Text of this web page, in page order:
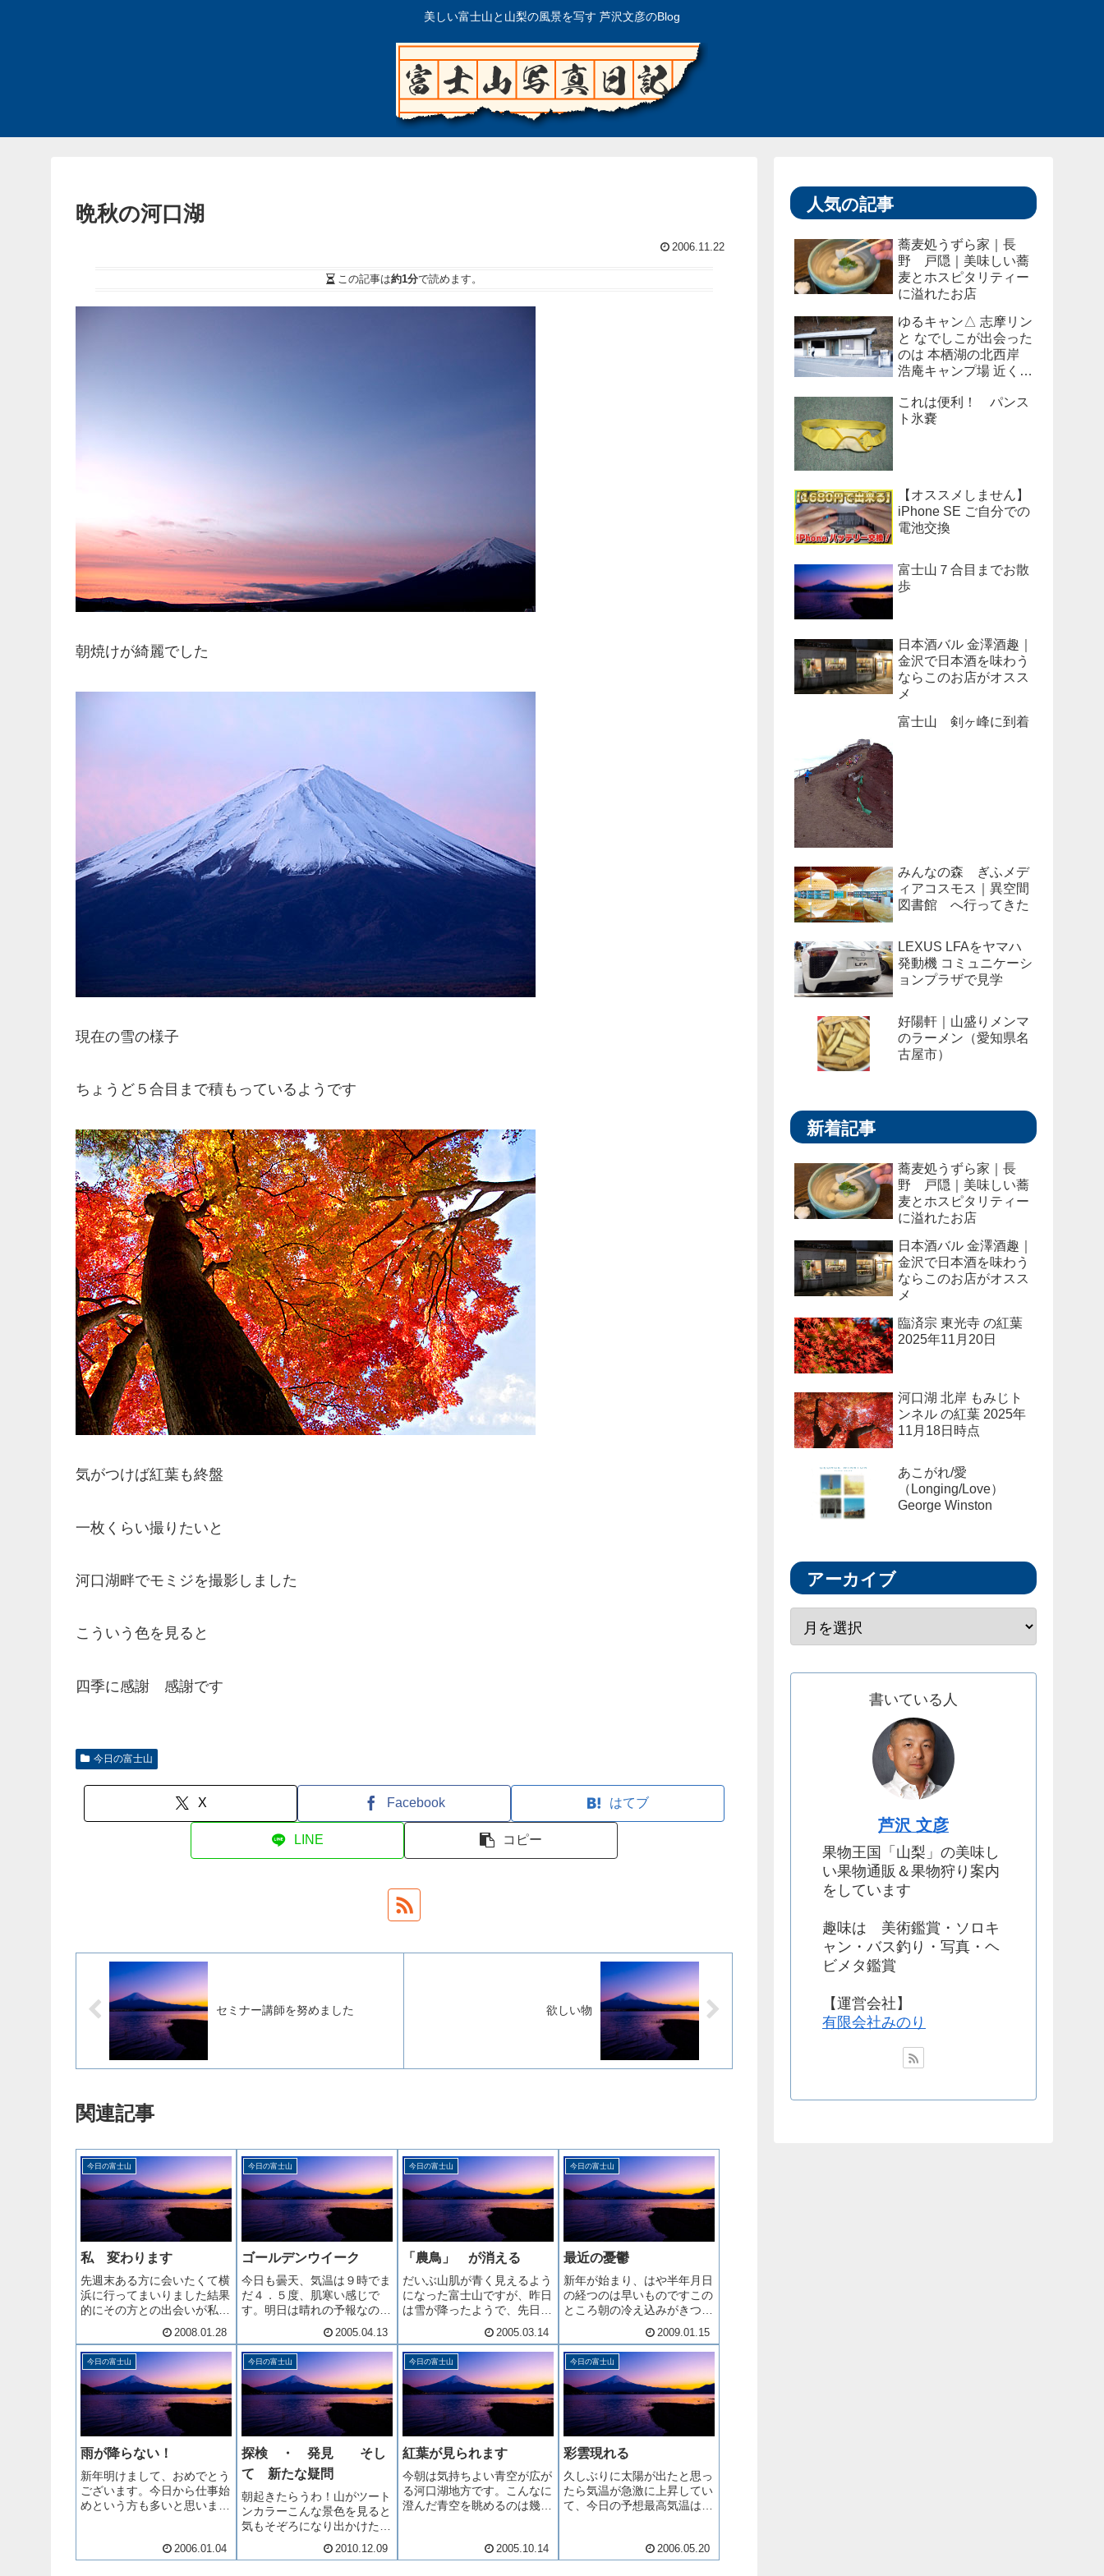
美しい富士山と山梨の風景を写す 芦沢文彦のBlog
晩秋の河口湖
2006.11.22
この記事は約1分で読めます。
朝焼けが綺麗でした
現在の雪の様子
ちょうど５合目まで積もっているようです
気がつけば紅葉も終盤
一枚くらい撮りたいと
河口湖畔でモミジを撮影しました
こういう色を見ると
四季に感謝 感謝です
今日の富士山
X Facebook はてブ
LINE コピー
セミナー講師を努めました 欲しい物
関連記事
今日の富士山
私 変わります
先週末ある方に会いたくて横
浜に行ってまいりました結果
的にその方との出会いが私の
2008.01.28
今日の富士山
ゴールデンウイーク
今日も曇天、気温は９時でま
だ４．５度、肌寒い感じで
す。明日は晴れの予報なの
に行く予定です。さて、ここ
幾日かサクランボ狩りの受付
準備をしています。早ければ
本日にも、優先予約のメルマ
ガを発信できそうです。ゴー
ルデンウイ...
2005.04.13
今日の富士山
「農鳥」 が消える
だいぶ山肌が青く見えるよう
になった富士山ですが、昨日
は雪が降ったようで、先日現
と見えなくなりました。上の
写真が昨日の撮影、下のが本
日のです。積もった雪の真ん
中あたりに 「農鳥」 見え
ますか？また、すぐに現れる
でしょ...
2005.03.14
今日の富士山
最近の憂鬱
新年が始まり、はや半年月日
の経つのは早いものですこの
ところ朝の冷え込みがきつく
でした 話は全然違いますが
最近年かな？と思うのが視力
年末から急激に悪くなってい
ます左右の視力が違うため非
常に見づらい状況ついにメガ
ネか？
2009.01.15
今日の富士山
雨が降らない！
新年明けまして、おめでとう
ございます。今日から仕事始
めという方も多いと思います
す。本年も 逸品やまなし
を宜しくお願い申し上げま
2006.01.04
今日の富士山
探検 ・ 発見 そし
て 新たな疑問
朝起きたらうわ！山がツート
ンカラーこんな景色を見ると
気もそぞろになり出かけたく
り気になっていた北側の山へ
2010.12.09
今日の富士山
紅葉が見られます
今朝は気持ちよい青空が広が
る河口湖地方です。こんなに
澄んだ青空を眺めるのは幾日
温１度でした。山頂付近のア
ップ。登山道が今朝はよく見
2005.10.14
今日の富士山
彩雲現れる
久しぶりに太陽が出たと思っ
たら気温が急激に上昇してい
て、今日の予想最高気温は２
を見るとホッと致します。会
いたかったよ～＞青空 ヽ
2006.05.20
人気の記事
蕎麦処うずら家｜長
野 戸隠｜美味しい蕎
麦とホスピタリティー
に溢れたお店
ゆるキャン△ 志摩リン
と なでしこが出会った
のは 本栖湖の北西岸
浩庵キャンプ場 近くの
った！
これは便利！ パンス
ト氷嚢
【オススメしません】
iPhone SE ご自分での
電池交換
富士山７合目までお散
歩
日本酒バル 金澤酒趣｜
金沢で日本酒を味わう
ならこのお店がオスス
メ
富士山 剣ヶ峰に到着
みんなの森 ぎふメデ
ィアコスモス｜異空間
図書館 へ行ってきた
LEXUS LFAをヤマハ
発動機 コミュニケーシ
ョンプラザで見学
好陽軒｜山盛りメンマ
のラーメン（愛知県名
古屋市）
新着記事
蕎麦処うずら家｜長
野 戸隠｜美味しい蕎
麦とホスピタリティー
に溢れたお店
日本酒バル 金澤酒趣｜
金沢で日本酒を味わう
ならこのお店がオスス
メ
臨済宗 東光寺 の紅葉
2025年11月20日
河口湖 北岸 もみじト
ンネル の紅葉 2025年
11月18日時点
あこがれ/愛
（Longing/Love）
George Winston
アーカイブ
書いている人
芦沢 文彦
果物王国「山梨」の美味し
い果物通販＆果物狩り案内
をしています
趣味は 美術鑑賞・ソロキ
ャン・バス釣り・写真・ヘ
ビメタ鑑賞
【運営会社】
有限会社みのり